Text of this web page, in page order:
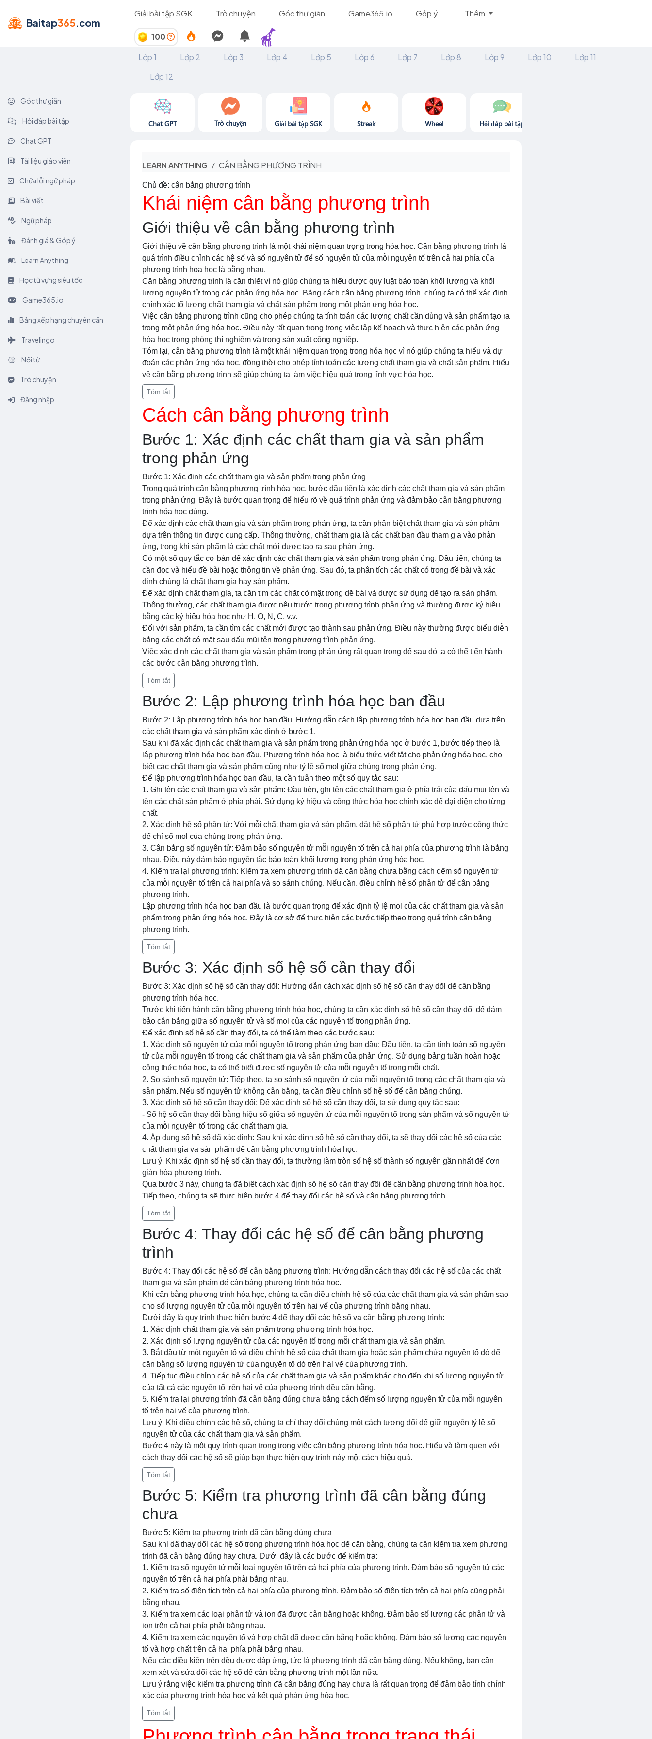
Baitap365.com
Giải bài tập SGK Trò chuyện Góc thư giãn Game365.io Góp ý Thêm
100
Lớp 1
Lớp 2 Lớp 3 Lớp 4 Lớp 5 Lớp 6 Lớp 7 Lớp 8 Lớp 9 Lớp 10
Lớp 11
Lớp 12
Góc thư giãn
Hỏi đáp bài tập
Chat GPT
Tài liệu giáo viên
Chữa lỗi ngữ pháp
Bài viết
Ngữ pháp
Đánh giá & Góp ý
Learn Anything
Học từ vựng siêu tốc
Game365.io
Bảng xếp hạng chuyên cần
Travelingo
Nối từ
Trò chuyện
Đăng nhập
Chat GPT Trò chuyện Giải bài tập SGK Streak Wheel Hỏi đáp bài tập
LEARN ANYTHING CÂN BẰNG PHƯƠNG TRÌNH
Chủ đề: cân bằng phương trình
Khái niệm cân bằng phương trình
Giới thiệu về cân bằng phương trình
Giới thiệu về cân bằng phương trình là một khái niệm quan trọng trong hóa học. Cân bằng phương trình là
quá trình điều chỉnh các hệ số và số nguyên tử để số nguyên tử của mỗi nguyên tố trên cả hai phía của
phương trình hóa học là bằng nhau.
Cân bằng phương trình là cần thiết vì nó giúp chúng ta hiểu được quy luật bảo toàn khối lượng và khối
lượng nguyên tử trong các phản ứng hóa học. Bằng cách cân bằng phương trình, chúng ta có thể xác định
chính xác tổ lượng chất tham gia và chất sản phẩm trong một phản ứng hóa học.
Việc cân bằng phương trình cũng cho phép chúng ta tính toán các lượng chất cần dùng và sản phẩm tạo ra
trong một phản ứng hóa học. Điều này rất quan trọng trong việc lập kế hoạch và thực hiện các phản ứng
hóa học trong phòng thí nghiệm và trong sản xuất công nghiệp.
Tóm lại, cân bằng phương trình là một khái niệm quan trọng trong hóa học vì nó giúp chúng ta hiểu và dự
đoán các phản ứng hóa học, đồng thời cho phép tính toán các lượng chất tham gia và chất sản phẩm. Hiểu
về cân bằng phương trình sẽ giúp chúng ta làm việc hiệu quả trong lĩnh vực hóa học.
Tóm tắt
Cách cân bằng phương trình
Bước 1: Xác định các chất tham gia và sản phẩm
trong phản ứng
Bước 1: Xác định các chất tham gia và sản phẩm trong phản ứng
Trong quá trình cân bằng phương trình hóa học, bước đầu tiên là xác định các chất tham gia và sản phẩm
trong phản ứng. Đây là bước quan trọng để hiểu rõ về quá trình phản ứng và đảm bảo cân bằng phương
trình hóa học đúng.
Để xác định các chất tham gia và sản phẩm trong phản ứng, ta cần phân biệt chất tham gia và sản phẩm
dựa trên thông tin được cung cấp. Thông thường, chất tham gia là các chất ban đầu tham gia vào phản
ứng, trong khi sản phẩm là các chất mới được tạo ra sau phản ứng.
Có một số quy tắc cơ bản để xác định các chất tham gia và sản phẩm trong phản ứng. Đầu tiên, chúng ta
cần đọc và hiểu đề bài hoặc thông tin về phản ứng. Sau đó, ta phân tích các chất có trong đề bài và xác
định chúng là chất tham gia hay sản phẩm.
Để xác định chất tham gia, ta cần tìm các chất có mặt trong đề bài và được sử dụng để tạo ra sản phẩm.
Thông thường, các chất tham gia được nêu trước trong phương trình phản ứng và thường được ký hiệu
bằng các ký hiệu hóa học như H, O, N, C, v.v.
Đối với sản phẩm, ta cần tìm các chất mới được tạo thành sau phản ứng. Điều này thường được biểu diễn
bằng các chất có mặt sau dấu mũi tên trong phương trình phản ứng.
Việc xác định các chất tham gia và sản phẩm trong phản ứng rất quan trọng để sau đó ta có thể tiến hành
các bước cân bằng phương trình.
Tóm tắt
Bước 2: Lập phương trình hóa học ban đầu
Bước 2: Lập phương trình hóa học ban đầu: Hướng dẫn cách lập phương trình hóa học ban đầu dựa trên
các chất tham gia và sản phẩm xác định ở bước 1.
Sau khi đã xác định các chất tham gia và sản phẩm trong phản ứng hóa học ở bước 1, bước tiếp theo là
lập phương trình hóa học ban đầu. Phương trình hóa học là biểu thức viết tắt cho phản ứng hóa học, cho
biết các chất tham gia và sản phẩm cũng như tỷ lệ số mol giữa chúng trong phản ứng.
Để lập phương trình hóa học ban đầu, ta cần tuân theo một số quy tắc sau:
1. Ghi tên các chất tham gia và sản phẩm: Đầu tiên, ghi tên các chất tham gia ở phía trái của dấu mũi tên và
tên các chất sản phẩm ở phía phải. Sử dụng ký hiệu và công thức hóa học chính xác để đại diện cho từng
chất.
2. Xác định hệ số phân tử: Với mỗi chất tham gia và sản phẩm, đặt hệ số phân tử phù hợp trước công thức
để chỉ số mol của chúng trong phản ứng.
3. Cân bằng số nguyên tử: Đảm bảo số nguyên tử mỗi nguyên tố trên cả hai phía của phương trình là bằng
nhau. Điều này đảm bảo nguyên tắc bảo toàn khối lượng trong phản ứng hóa học.
4. Kiểm tra lại phương trình: Kiểm tra xem phương trình đã cân bằng chưa bằng cách đếm số nguyên tử
của mỗi nguyên tố trên cả hai phía và so sánh chúng. Nếu cần, điều chỉnh hệ số phân tử để cân bằng
phương trình.
Lập phương trình hóa học ban đầu là bước quan trọng để xác định tỷ lệ mol của các chất tham gia và sản
phẩm trong phản ứng hóa học. Đây là cơ sở để thực hiện các bước tiếp theo trong quá trình cân bằng
phương trình.
Tóm tắt
Bước 3: Xác định số hệ số cần thay đổi
Bước 3: Xác định số hệ số cần thay đổi: Hướng dẫn cách xác định số hệ số cần thay đổi để cân bằng
phương trình hóa học.
Trước khi tiến hành cân bằng phương trình hóa học, chúng ta cần xác định số hệ số cần thay đổi để đảm
bảo cân bằng giữa số nguyên tử và số mol của các nguyên tố trong phản ứng.
Để xác định số hệ số cần thay đổi, ta có thể làm theo các bước sau:
1. Xác định số nguyên tử của mỗi nguyên tố trong phản ứng ban đầu: Đầu tiên, ta cần tính toán số nguyên
tử của mỗi nguyên tố trong các chất tham gia và sản phẩm của phản ứng. Sử dụng bảng tuần hoàn hoặc
công thức hóa học, ta có thể biết được số nguyên tử của mỗi nguyên tố trong mỗi chất.
2. So sánh số nguyên tử: Tiếp theo, ta so sánh số nguyên tử của mỗi nguyên tố trong các chất tham gia và
sản phẩm. Nếu số nguyên tử không cân bằng, ta cần điều chỉnh số hệ số để cân bằng chúng.
3. Xác định số hệ số cần thay đổi: Để xác định số hệ số cần thay đổi, ta sử dụng quy tắc sau:
- Số hệ số cần thay đổi bằng hiệu số giữa số nguyên tử của mỗi nguyên tố trong sản phẩm và số nguyên tử
của mỗi nguyên tố trong các chất tham gia.
4. Áp dụng số hệ số đã xác định: Sau khi xác định số hệ số cần thay đổi, ta sẽ thay đổi các hệ số của các
chất tham gia và sản phẩm để cân bằng phương trình hóa học.
Lưu ý: Khi xác định số hệ số cần thay đổi, ta thường làm tròn số hệ số thành số nguyên gần nhất để đơn
giản hóa phương trình.
Qua bước 3 này, chúng ta đã biết cách xác định số hệ số cần thay đổi để cân bằng phương trình hóa học.
Tiếp theo, chúng ta sẽ thực hiện bước 4 để thay đổi các hệ số và cân bằng phương trình.
Tóm tắt
Bước 4: Thay đổi các hệ số để cân bằng phương
trình
Bước 4: Thay đổi các hệ số để cân bằng phương trình: Hướng dẫn cách thay đổi các hệ số của các chất
tham gia và sản phẩm để cân bằng phương trình hóa học.
Khi cân bằng phương trình hóa học, chúng ta cần điều chỉnh hệ số của các chất tham gia và sản phẩm sao
cho số lượng nguyên tử của mỗi nguyên tố trên hai vế của phương trình bằng nhau.
Dưới đây là quy trình thực hiện bước 4 để thay đổi các hệ số và cân bằng phương trình:
1. Xác định chất tham gia và sản phẩm trong phương trình hóa học.
2. Xác định số lượng nguyên tử của các nguyên tố trong mỗi chất tham gia và sản phẩm.
3. Bắt đầu từ một nguyên tố và điều chỉnh hệ số của chất tham gia hoặc sản phẩm chứa nguyên tố đó để
cân bằng số lượng nguyên tử của nguyên tố đó trên hai vế của phương trình.
4. Tiếp tục điều chỉnh các hệ số của các chất tham gia và sản phẩm khác cho đến khi số lượng nguyên tử
của tất cả các nguyên tố trên hai vế của phương trình đều cân bằng.
5. Kiểm tra lại phương trình đã cân bằng đúng chưa bằng cách đếm số lượng nguyên tử của mỗi nguyên
tố trên hai vế của phương trình.
Lưu ý: Khi điều chỉnh các hệ số, chúng ta chỉ thay đổi chúng một cách tương đối để giữ nguyên tỷ lệ số
nguyên tử của các chất tham gia và sản phẩm.
Bước 4 này là một quy trình quan trọng trong việc cân bằng phương trình hóa học. Hiểu và làm quen với
cách thay đổi các hệ số sẽ giúp bạn thực hiện quy trình này một cách hiệu quả.
Tóm tắt
Bước 5: Kiểm tra phương trình đã cân bằng đúng
chưa
Bước 5: Kiểm tra phương trình đã cân bằng đúng chưa
Sau khi đã thay đổi các hệ số trong phương trình hóa học để cân bằng, chúng ta cần kiểm tra xem phương
trình đã cân bằng đúng hay chưa. Dưới đây là các bước để kiểm tra:
1. Kiểm tra số nguyên tử mỗi loại nguyên tố trên cả hai phía của phương trình. Đảm bảo số nguyên tử các
nguyên tố trên cả hai phía phải bằng nhau.
2. Kiểm tra số điện tích trên cả hai phía của phương trình. Đảm bảo số điện tích trên cả hai phía cũng phải
bằng nhau.
3. Kiểm tra xem các loại phân tử và ion đã được cân bằng hoặc không. Đảm bảo số lượng các phân tử và
ion trên cả hai phía phải bằng nhau.
4. Kiểm tra xem các nguyên tố và hợp chất đã được cân bằng hoặc không. Đảm bảo số lượng các nguyên
tố và hợp chất trên cả hai phía phải bằng nhau.
Nếu các điều kiện trên đều được đáp ứng, tức là phương trình đã cân bằng đúng. Nếu không, bạn cần
xem xét và sửa đổi các hệ số để cân bằng phương trình một lần nữa.
Lưu ý rằng việc kiểm tra phương trình đã cân bằng đúng hay chưa là rất quan trọng để đảm bảo tính chính
xác của phương trình hóa học và kết quả phản ứng hóa học.
Tóm tắt